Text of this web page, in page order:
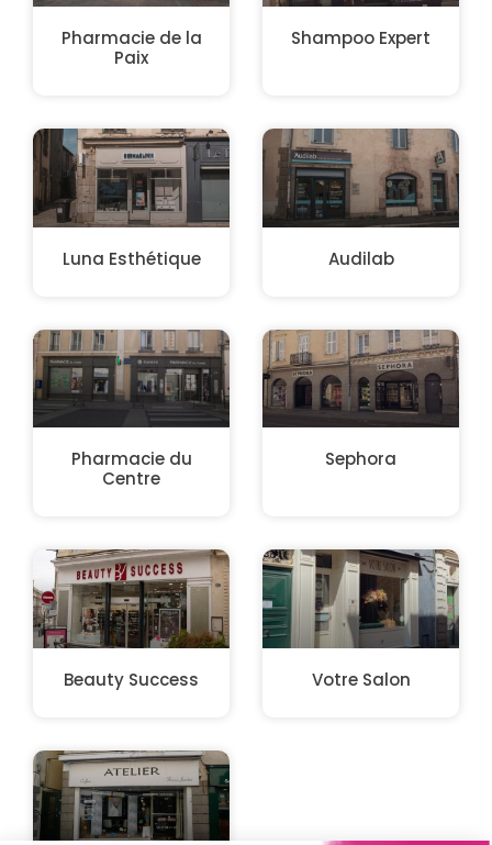
Pharmacie de la
Paix
Shampoo Expert
Luna Esthétique Audilab
Pharmacie du
Centre
Sephora
Beauty Success Votre Salon